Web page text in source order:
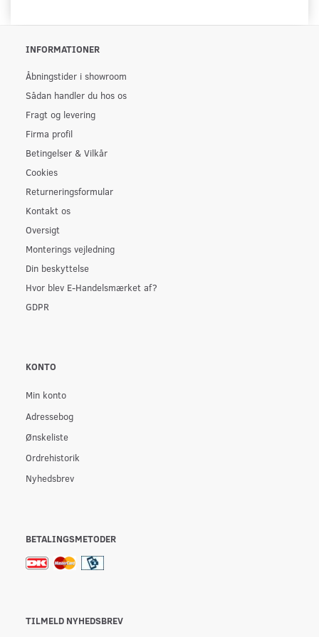
INFORMATIONER
Åbningstider i showroom
Sådan handler du hos os
Fragt og levering
Firma profil
Betingelser & Vilkår
Cookies
Returneringsformular
Kontakt os
Oversigt
Monterings vejledning
Din beskyttelse
Hvor blev E-Handelsmærket af?
GDPR
KONTO
Min konto
Adressebog
Ønskeliste
Ordrehistorik
Nyhedsbrev
BETALINGSMETODER
TILMELD NYHEDSBREV